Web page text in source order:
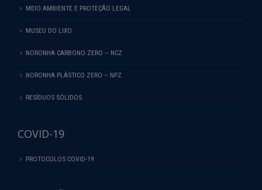
MEIO AMBIENTE E PROTEÇÃO LEGAL
MUSEU DO LIXO
NORONHA CARBONO ZERO – NCZ
NORONHA PLÁSTICO ZERO – NPZ
RESÍDUOS SÓLIDOS
COVID-19
PROTOCOLOS COVID-19